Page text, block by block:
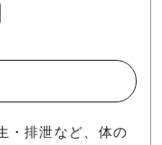
・排泄など、体の